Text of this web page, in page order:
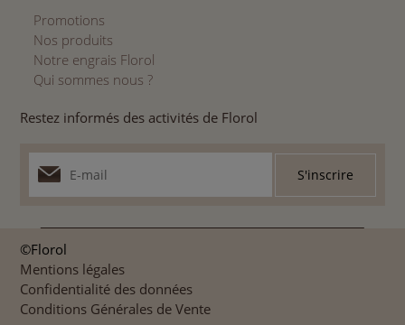
Promotions
Nos produits
Notre engrais Florol
Qui sommes nous ?
Restez informés des activités de Florol
©Florol
Mentions légales
Confidentialité des données
Conditions Générales de Vente